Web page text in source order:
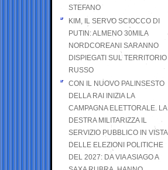
STEFANO
KIM, IL SERVO SCIOCCO DI
PUTIN: ALMENO 30MILA
NORDCOREANI SARANNO
DISPIEGATI SUL TERRITORIO
RUSSO
CON IL NUOVO PALINSESTO
DELLA RAI INIZIA LA
CAMPAGNA ELETTORALE. LA
DESTRA MILITARIZZA IL
SERVIZIO PUBBLICO IN VISTA
DELLE ELEZIONI POLITICHE
DEL 2027: DA VIA ASIAGO A